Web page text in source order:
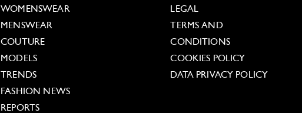
WOMENSWEAR
MENSWEAR
COUTURE
MODELS
TRENDS
FASHION NEWS
REPORTS
LEGAL
TERMS AND
CONDITIONS
COOKIES POLICY
DATA PRIVACY POLICY